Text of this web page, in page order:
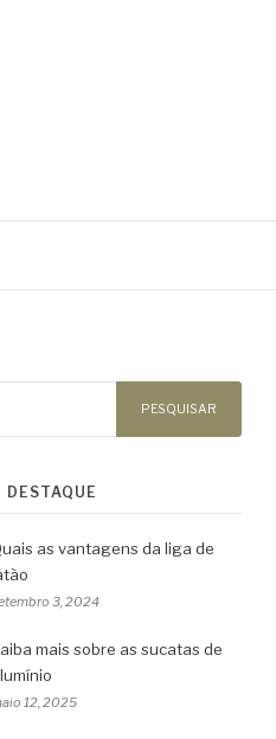
PESQUISAR
as vantagens da liga de
3, 2024
mais sobre as sucatas de
12, 2025